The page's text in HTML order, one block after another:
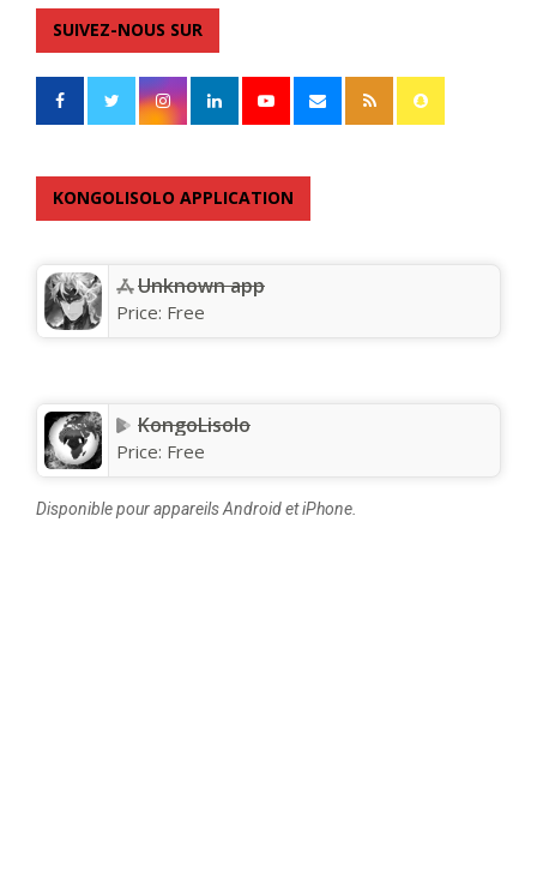
SUIVEZ-NOUS SUR
KONGOLISOLO APPLICATION
Unknown app
Price: Free
KongoLisolo
Price: Free
Disponible pour appareils Android et iPhone.